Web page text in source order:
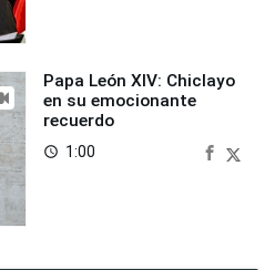
Papa León XIV: Chiclayo
en su emocionante
recuerdo
access_time 1:00